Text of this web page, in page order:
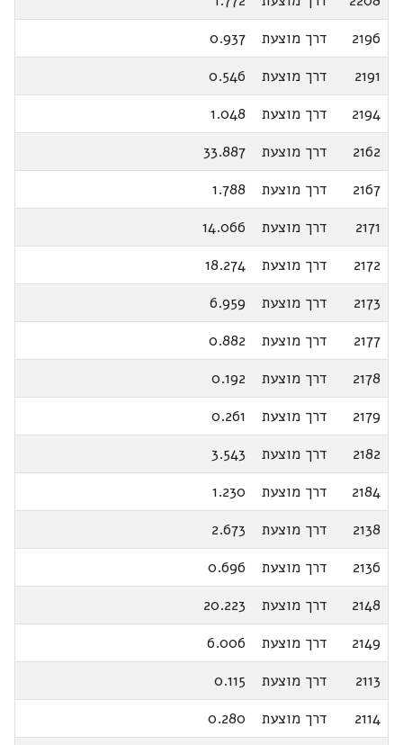
2196
דרך מוצעת
0.937
2191
דרך מוצעת
0.546
2194
דרך מוצעת
1.048
2162
דרך מוצעת
33.887
2167
דרך מוצעת
1.788
2171
דרך מוצעת
14.066
2172
דרך מוצעת
18.274
2173
דרך מוצעת
6.959
2177
דרך מוצעת
0.882
2178
דרך מוצעת
0.192
2179
דרך מוצעת
0.261
2182
דרך מוצעת
3.543
2184
דרך מוצעת
1.230
2138
דרך מוצעת
2.673
2136
דרך מוצעת
0.696
2148
דרך מוצעת
20.223
2149
דרך מוצעת
6.006
2113
דרך מוצעת
0.115
2114
דרך מוצעת
0.280